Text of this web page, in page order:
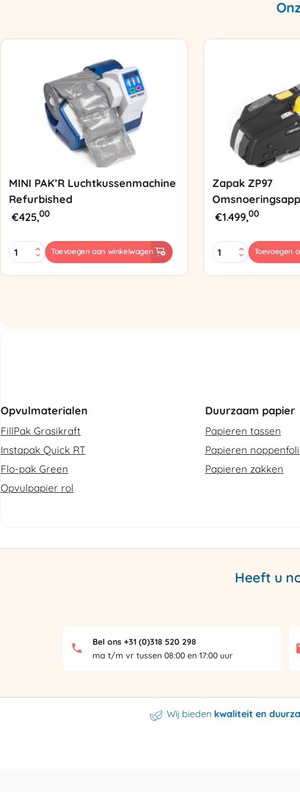
MINI PAK’R Luchtkussenmachine
Refurbished
€425,00
MINI
PAK'R
Toevoegen aan winkelwagen
Zapak ZP97
€1.499,00
Zapak
ZP97
Toevoegen
Opvulmaterialen
FillPak Grasikraft
Instapak Quick RT
Flo-pak Green
Opvulpapier rol
Duurzaam papier
Papieren tassen
Papieren
Papieren zakken
Heeft u
Bel ons +31 (0)318 520 298
ma t/m vr tussen 08:00 en 17:00 uur
Wij bieden kwaliteit en